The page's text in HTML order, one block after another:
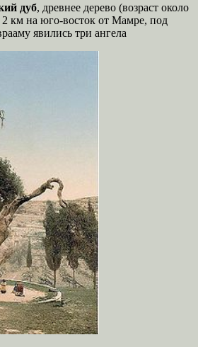
дуб, древнее дерево (возраст около
2 км на юго-восток от Мамре, под
явились три ангела